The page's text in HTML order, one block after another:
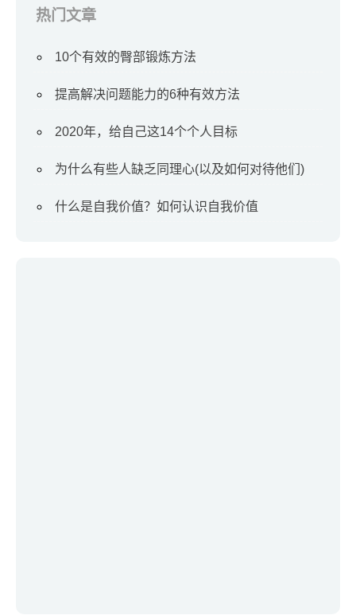
热门文章
10个有效的臀部锻炼方法
提高解决问题能力的6种有效方法
2020年，给自己这14个个人目标
为什么有些人缺乏同理心(以及如何对待他们)
什么是自我价值？如何认识自我价值